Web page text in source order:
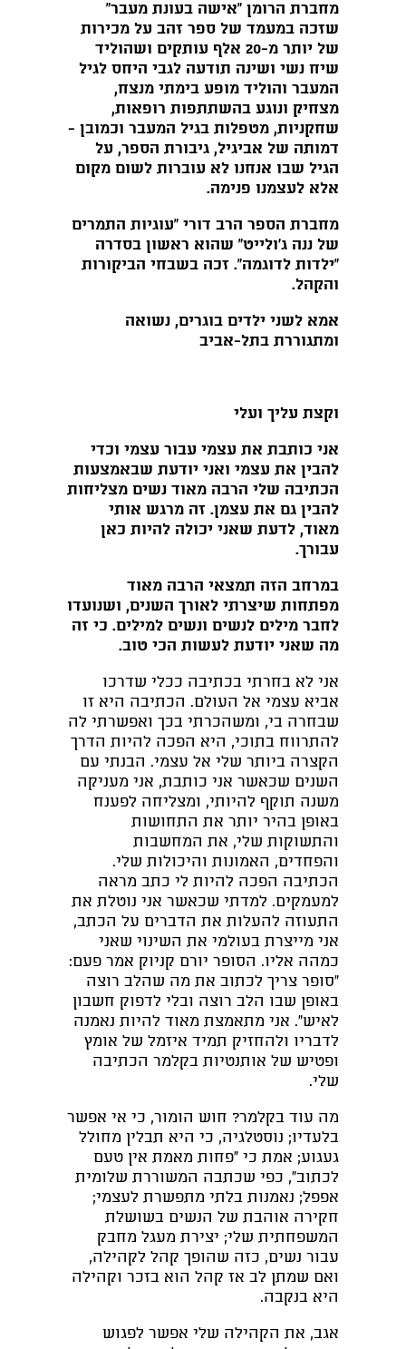
מחברת הרומן "אישה בעונת מעבר"
שזכה במעמד של ספר זהב על מכירות
של יותר מ-20 אלף עותקים ושהוליד
שיח נשי ושינה תודעה לגבי היחס לגיל
המעבר והוליד מופע בימתי מנצח,
מצחיק ונוגע בהשתתפות רופאות,
שחקניות, מטפלות בגיל המעבר וכמובן -
דמותה של אביגיל, גיבורת הספר, על
הגיל שבו אנחנו לא עוברות לשום מקום
אלא לעצמנו פנימה.
מחברת הספר הרב דורי "עוגיות התמרים
של ננה ג'ולייט" שהוא ראשון בסדרה
"ילדות לדוגמה". זכה בשבחי הביקורות
והקהל.
אמא לשני ילדים בוגרים, נשואה
ומתגוררת בתל-אביב
וקצת עליך ועלי
אני כותבת את עצמי עבור עצמי וכדי
להבין את עצמי ואני יודעת שבאמצעות
הכתיבה שלי הרבה מאוד נשים מצליחות
להבין גם את עצמן. זה מרגש אותי
מאוד, לדעת שאני יכולה להיות כאן
עבורך.
במרחב הזה תמצאי הרבה מאוד
מפתחות שיצרתי לאורך השנים, ושנועדו
לחבר מילים לנשים ונשים למילים. כי זה
מה שאני יודעת לעשות הכי טוב.
אני לא בחרתי בכתיבה ככלי שדרכו
אביא עצמי אל העולם. הכתיבה היא זו
שבחרה בי, ומשהכרתי בכך ואפשרתי לה
להתרווח בתוכי, היא הפכה להיות הדרך
הקצרה ביותר שלי אל עצמי. הבנתי עם
השנים שכאשר אני כותבת, אני מעניקה
משנה תוקף להיותי, ומצליחה לפענח
באופן בהיר יותר את התחושות
והתשוקות שלי, את המחשבות
והפחדים, האמונות והיכולות שלי.
הכתיבה הפכה להיות לי כתב מראה
למעמקים. למדתי שכאשר אני נוטלת את
התעוזה להעלות את הדברים על הכתב,
אני מייצרת בעולמי את השינוי שאני
כמהה אליו. הסופר יורם קניוק אמר פעם:
"סופר צריך לכתוב את מה שהלב רוצה
באופן שבו הלב רוצה ובלי לדפוק חשבון
לאיש". אני מתאמצת מאוד להיות נאמנה
לדבריו ולהחזיק תמיד איזמל של אומץ
ופטיש של אותנטיות בקלמר הכתיבה
שלי.
מה עוד בקלמר? חוש הומור, כי אי אפשר
בלעדיו; נוסטלגיה, כי היא תבלין מחולל
געגוע; אמת כי "פחות מאמת אין טעם
לכתוב", כפי שכתבה המשוררת שלומית
אפפל; נאמנות בלתי מתפשרת לעצמי;
חקירה אוהבת של הנשים בשושלת
המשפחתית שלי; יצירת מעגל מחבק
עבור נשים, כזה שהופך קהל לקהילה,
ואם שמתן לב אז קהל הוא בזכר וקהילה
היא בנקבה.
אגב, את הקהילה שלי אפשר לפגוש